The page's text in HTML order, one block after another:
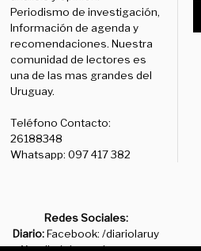
Periodismo de investigación,
Información de agenda y
recomendaciones. Nuestra
comunidad de lectores es
una de las mas grandes del
Uruguay.
Teléfono Contacto:
26188348
Whatsapp: 097 417 382
Redes Sociales:
Diario:Facebook: /diariolaruy